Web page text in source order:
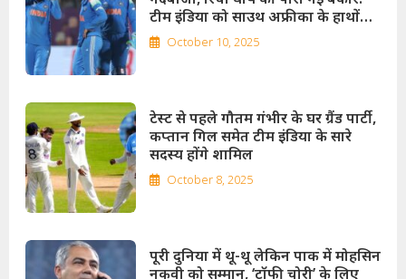
टीम इंडिया को साउथ अफ्रीका के हाथों
मिली हार
October 10, 2025
टेस्ट से पहले गौतम गंभीर के घर ग्रैंड पार्टी,
कप्तान गिल समेत टीम इंडिया के सारे
सदस्य होंगे शामिल
October 8, 2025
पूरी दुनिया में थू-थू लेकिन पाक में मोहसिन
नकवी को सम्मान, ‘ट्रॉफी चोरी’ के लिए